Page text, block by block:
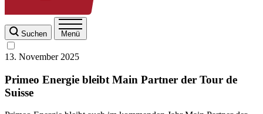
Suchen Menü
13. November 2025
Primeo Energie bleibt Main Partner der Tour de
Suisse